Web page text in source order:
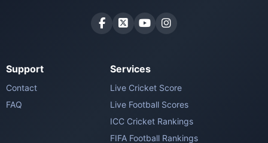
Support
Contact
FAQ
Services
Live Cricket Score
Live Football Scores
ICC Cricket Rankings
FIFA Football Rankings